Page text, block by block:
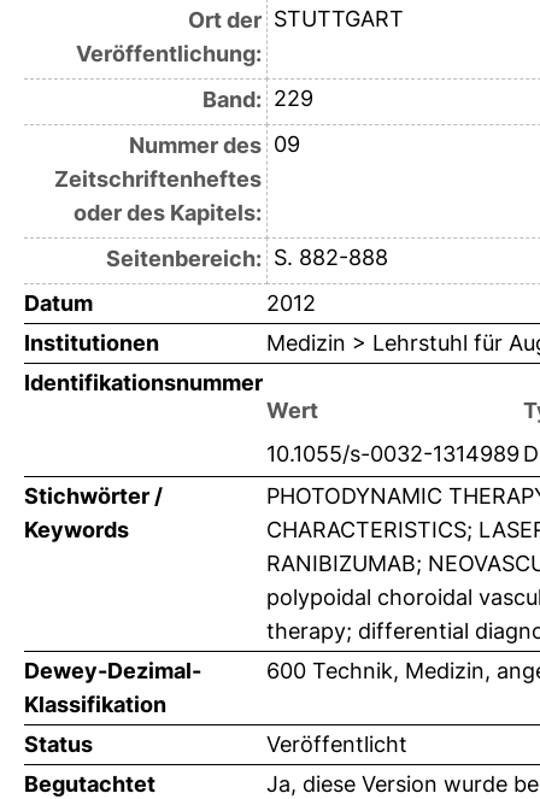
Ort der
Veröffentlichung:
STUTTGART
Band: 229
Nummer des
Zeitschriftenheftes
oder des Kapitels:
09
Seitenbereich: S. 882-888
Datum
2012
Institutionen
Medizin > Lehrstuhl für
Identifikationsnummer
Wert
10.1055/s-0032-1314989
Stichwörter /
Keywords
PHOTODYNAMIC
CHARACTERISTICS;
RANIBIZUMAB;
polypoidal choroidal
therapy; differential
Dewey-Dezimal-
Klassifikation
600 Technik, Medizin,
Status
Veröffentlicht
Begutachtet
Ja, diese Version wurde